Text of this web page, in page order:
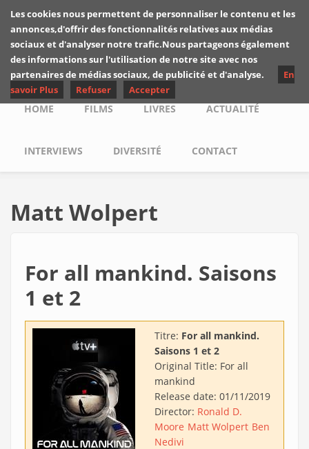
Skip to main content
Les critiques de
Yuyine
Main menu
HOME FILMS LIVRES ACTUALITÉ
INTERVIEWS DIVERSITÉ CONTACT
Matt Wolpert
For all mankind. Saisons
1 et 2
Titre: For all mankind.
Saisons 1 et 2
Original Title: For all
mankind
Release date: 01/11/2019
Director: Ronald D.
Moore Matt Wolpert Ben
Nedivi
Les cookies nous permettent de personnaliser le contenu et les
annonces,d'offrir des fonctionnalités relatives aux médias
sociaux et d'analyser notre trafic.Nous partageons également
des informations sur l'utilisation de notre site avec nos
partenaires de médias sociaux, de publicité et d'analyse.
En
savoir Plus
Refuser Accepter